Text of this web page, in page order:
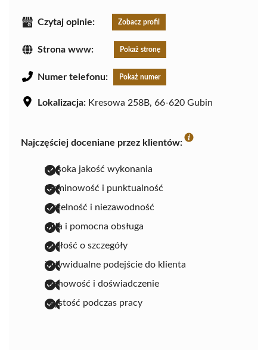
Czytaj opinie: Zobacz profil
Strona www: Pokaż stronę
Numer telefonu: Pokaż numer
Lokalizacja: Kresowa 258B, 66-620 Gubin
Najczęściej doceniane przez klientów:
wysoka jakość wykonania
terminowość i punktualność
rzetelność i niezawodność
miła i pomocna obsługa
dbałość o szczegóły
indywidualne podejście do klienta
fachowość i doświadczenie
czystość podczas pracy